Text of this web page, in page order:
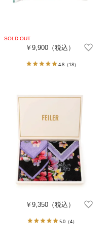
￥9,900（税込）
4.8（18）
￥9,350（税込）
5.0（4）